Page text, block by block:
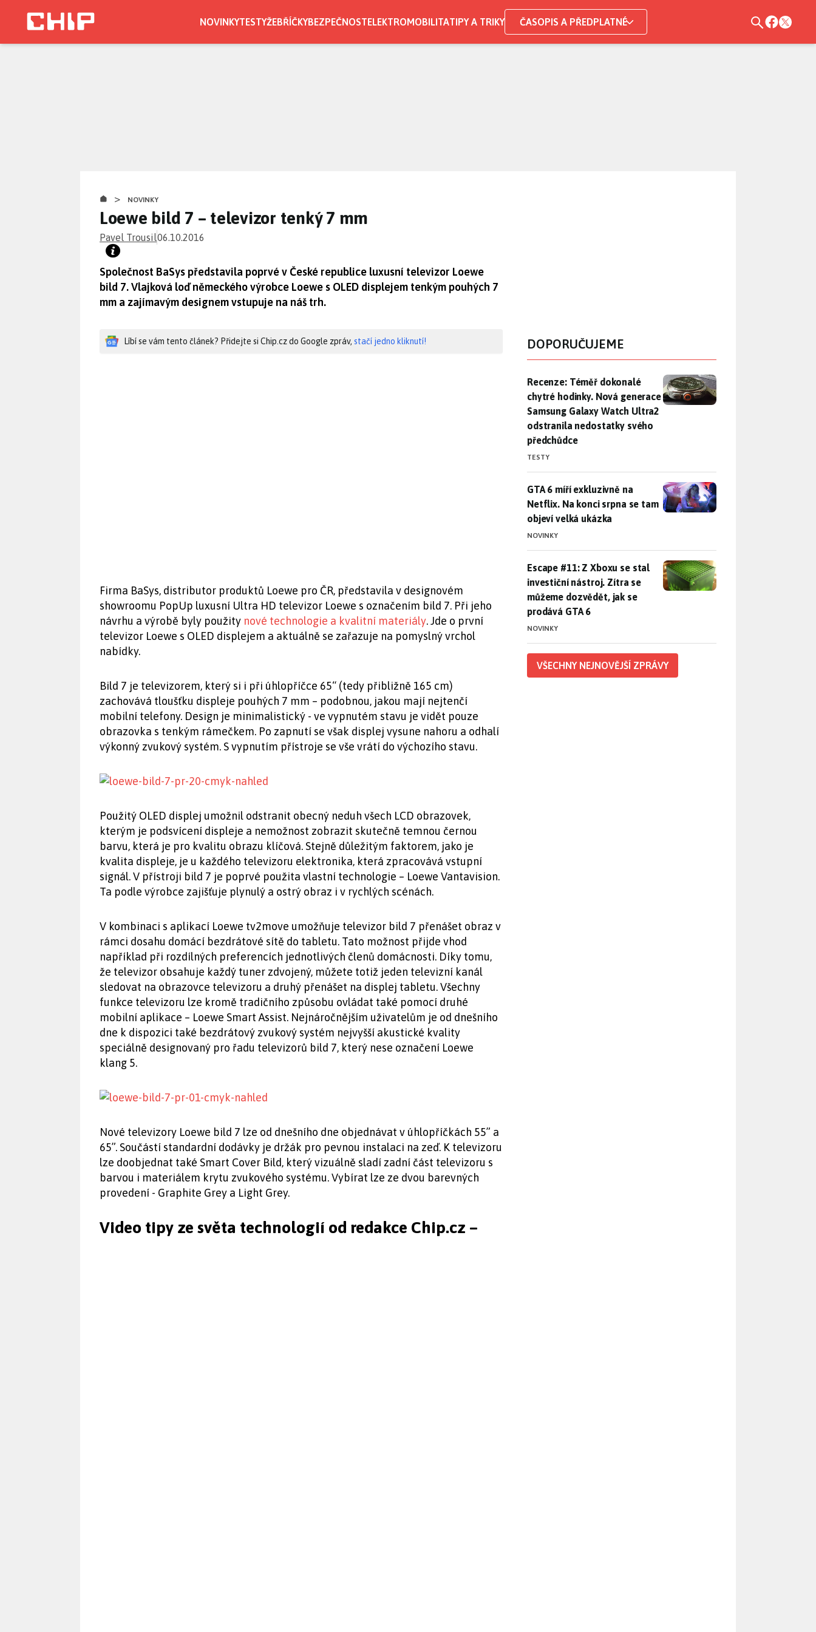
NOVINKYTESTYŽEBŘÍČKYBEZPEČNOSTELEKTROMOBILITATIPY A TRIKY ČASOPIS A PŘEDPLATNÉ
> NOVINKY
Loewe bild 7 – televizor tenký 7 mm
Pavel Trousil06.10.2016
Společnost BaSys představila poprvé v České republice luxusní televizor Loewe
bild 7. Vlajková loď německého výrobce Loewe s OLED displejem tenkým pouhých 7
mm a zajímavým designem vstupuje na náš trh.
Líbí se vám tento článek? Přidejte si Chip.cz do Google zpráv, stačí jedno kliknutí!
Firma BaSys, distributor produktů Loewe pro ČR, představila v designovém
showroomu PopUp luxusní Ultra HD televizor Loewe s označením bild 7. Při jeho
návrhu a výrobě byly použity nové technologie a kvalitní materiály. Jde o první
televizor Loewe s OLED displejem a aktuálně se zařazuje na pomyslný vrchol
nabídky.
Bild 7 je televizorem, který si i při úhlopříčce 65“ (tedy přibližně 165 cm)
zachovává tloušťku displeje pouhých 7 mm – podobnou, jakou mají nejtenčí
mobilní telefony. Design je minimalistický - ve vypnutém stavu je vidět pouze
obrazovka s tenkým rámečkem. Po zapnutí se však displej vysune nahoru a odhalí
výkonný zvukový systém. S vypnutím přístroje se vše vrátí do výchozího stavu.
Použitý OLED displej umožnil odstranit obecný neduh všech LCD obrazovek,
kterým je podsvícení displeje a nemožnost zobrazit skutečně temnou černou
barvu, která je pro kvalitu obrazu klíčová. Stejně důležitým faktorem, jako je
kvalita displeje, je u každého televizoru elektronika, která zpracovává vstupní
signál. V přístroji bild 7 je poprvé použita vlastní technologie – Loewe Vantavision.
Ta podle výrobce zajišťuje plynulý a ostrý obraz i v rychlých scénách.
V kombinaci s aplikací Loewe tv2move umožňuje televizor bild 7 přenášet obraz v
rámci dosahu domácí bezdrátové sítě do tabletu. Tato možnost přijde vhod
například při rozdílných preferencích jednotlivých členů domácnosti. Díky tomu,
že televizor obsahuje každý tuner zdvojený, můžete totiž jeden televizní kanál
sledovat na obrazovce televizoru a druhý přenášet na displej tabletu. Všechny
funkce televizoru lze kromě tradičního způsobu ovládat také pomocí druhé
mobilní aplikace – Loewe Smart Assist. Nejnáročnějším uživatelům je od dnešního
dne k dispozici také bezdrátový zvukový systém nejvyšší akustické kvality
speciálně designovaný pro řadu televizorů bild 7, který nese označení Loewe
klang 5.
Nové televizory Loewe bild 7 lze od dnešního dne objednávat v úhlopříčkách 55” a
65”. Součástí standardní dodávky je držák pro pevnou instalaci na zeď. K televizoru
lze doobjednat také Smart Cover Bild, který vizuálně sladí zadní část televizoru s
barvou i materiálem krytu zvukového systému. Vybírat lze ze dvou barevných
provedení - Graphite Grey a Light Grey.
Video tipy ze světa technologií od redakce Chip.cz –
DOPORUČUJEME
Recenze: Téměř dokonalé chytré hodinky. Nová generace
Recenze: Téměř dokonalé
chytré hodinky. Nová generace
Samsung Galaxy Watch Ultra2
odstranila nedostatky svého
předchůdce
TESTY
GTA 6 míří exkluzivně na Netflix. Na konci srpna se tam objeví
GTA 6 míří exkluzivně na
Netflix. Na konci srpna se tam
objeví velká ukázka
NOVINKY
Escape #11: Z Xboxu se stal investiční nástroj. Zítra se můžeme
Escape #11: Z Xboxu se stal
investiční nástroj. Zítra se
můžeme dozvědět, jak se
prodává GTA 6
NOVINKY
VŠECHNY NEJNOVĚJŠÍ ZPRÁVY